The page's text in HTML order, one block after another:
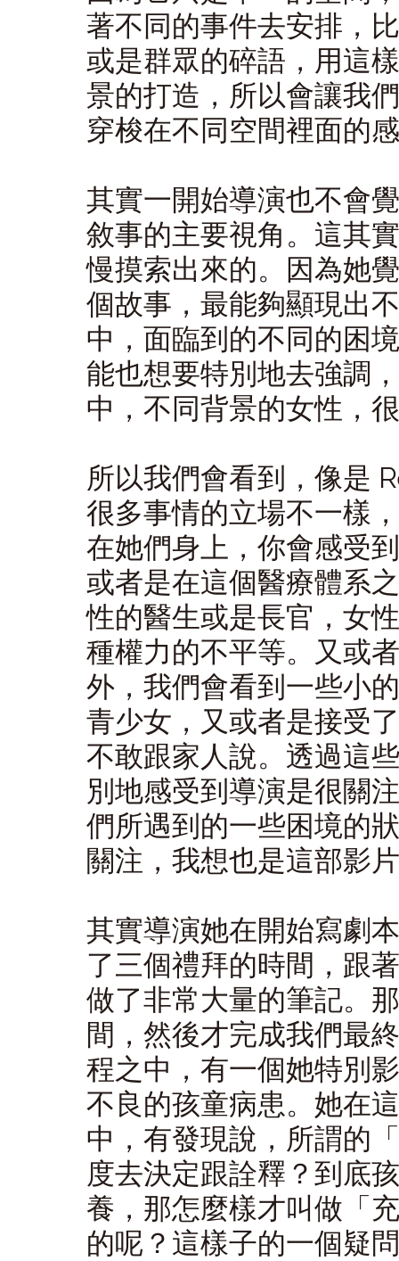
著不同的事件去安排，
或是群眾的碎語，用這
景的打造，所以會讓我
穿梭在不同空間裡面的
其實一開始導演也不會
敘事的主要視角。這其
慢摸索出來的。因為她
個故事，最能夠顯現出
中，面臨到的不同的困
能也想要特別地去強調
中，不同背景的女性，
所以我們會看到，像是
很多事情的立場不一樣
在她們身上，你會感受
或者是在這個醫療體系
性的醫生或是長官，女
種權力的不平等。又或
外，我們會看到一些小
青少女，又或者是接受
不敢跟家人說。透過這
別地感受到導演是很關
們所遇到的一些困境的
關注，我想也是這部影
其實導演她在開始寫劇
了三個禮拜的時間，跟
做了非常大量的筆記。
間，然後才完成我們最
程之中，有一個她特別
不良的孩童病患。她在
中，有發現說，所謂的
度去決定跟詮釋？到底
養，那怎麼樣才叫做「
的呢？這樣子的一個疑